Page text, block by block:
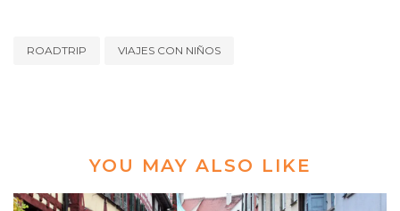
ROADTRIP VIAJES CON NIÑOS
YOU MAY ALSO LIKE